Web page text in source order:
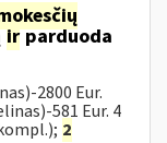
irparduoda
2800 Eur.
581 Eur. 4
2